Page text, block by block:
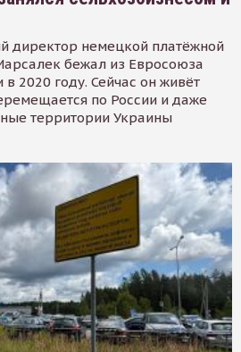
директор немецкой платёжной
бежал из Евросоюза
2020 году. Сейчас он живёт
по России и даже
территории Украины